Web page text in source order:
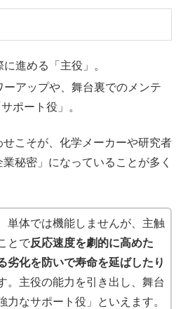
に進める「主役」。
ーアップや、舞台裏でのメンテ
ポート役」。
こそが、化学メーカーや研究者
秘密」になっていることが多く
単体では機能しませんが、主触
とで反応速度を劇的に高めた
劣化を防いで寿命を延ばしたり
。主役の能力を引き出し、舞台
力なサポート役」といえます。